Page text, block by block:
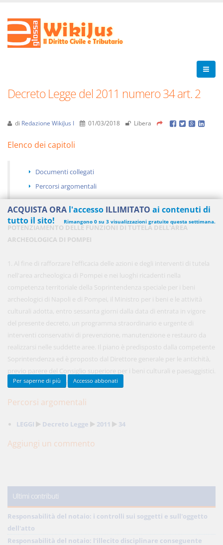
Decreto Legge del 2011 numero 34 art. 2
di Redazione WikiJus I 01/03/2018 Libera
Elenco dei capitoli
Documenti collegati
Percorsi argomentali
POTENZIAMENTO DELLE FUNZIONI DI TUTELA DELL'AREA
ARCHEOLOGICA DI POMPEI
1. Al fine di rafforzare l'efficacia delle azioni e degli interventi di tutela
nell'area archeologica di Pompei e nei luoghi ricadenti nella
competenza territoriale della Soprintendenza speciale per i beni
archeologici di Napoli e di Pompei, il Ministro per i beni e le attività
culturali adotta, entro sessanta giorni dalla data di entrata in vigore
del presente decreto, un programma straordinario e urgente di
interventi conservativi di prevenzione, manutenzione e restauro da
realizzarsi nelle suddette aree. Il piano è predisposto dalla competente
Soprintendenza ed è proposto dal Direttore generale per le antichità,
previo parere del Consiglio superiore per i beni culturali e paesaggistici.
(Continua per gli Abbonati)
Percorsi argomentali
LEGGI Decreto Legge 2011 34
Aggiungi un commento
Ultimi contributi
Responsabilità del notaio: i controlli sui soggetti e sull'oggetto
dell'atto
Responsabilità del notaio: l'illecito disciplinare conseguente
ACQUISTA ORA l'accesso ILLIMITATO ai contenuti di
tutto il sito!
Rimangono 0 su 3 visualizzazioni gratuite questa settimana.
450,00 € ANNUALI
anziché570.00€,risparmi il 21%!
Acquista ora
48,00 € MENSILI
Acquista ora
Per saperne di più Accesso abbonati